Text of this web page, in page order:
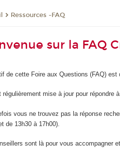
Ressources -FAQ
sur la FAQ
de cette Foire aux Questions (FAQ)
régulièrement mise à jour pour répondre
vous ne trouvez pas la réponse
de 13h30 à 17h00).
sont là pour vous accompagner